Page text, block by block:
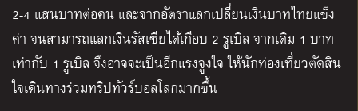
2-4 แสนบาทต่อคน และจากอัตราแลกเปลี่ยนเงินบาทไทยแข็ง
ค่า จนสามารถแลกเงินรัสเซียได้เกือบ 2 รูเบิล จากเดิม 1 บาท
เท่ากับ 1 รูเบิล จึงอาจจะเป็นอีกแรงจูงใจ ให้นักท่องเที่ยวตัดสิน
ใจเดินทางร่วมทริปทัวร์บอลโลกมากขึ้น